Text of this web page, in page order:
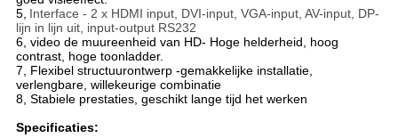
5, Interface - 2 x HDMI input, DVI-input, VGA-input, AV-input, DP-
lijn in lijn uit, input-output RS232
6, video de muureenheid van HD- Hoge helderheid, hoog
contrast, hoge toonladder.
7, Flexibel structuurontwerp -gemakkelijke installatie,
verlengbare, willekeurige combinatie
8, Stabiele prestaties, geschikt lange tijd het werken
Specificaties: